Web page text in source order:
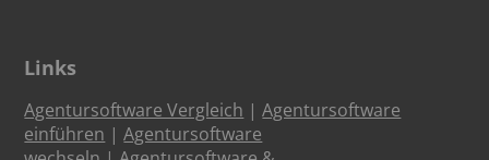
Links
Agentursoftware Vergleich |Agentursoftware
einführen |Agentursoftware